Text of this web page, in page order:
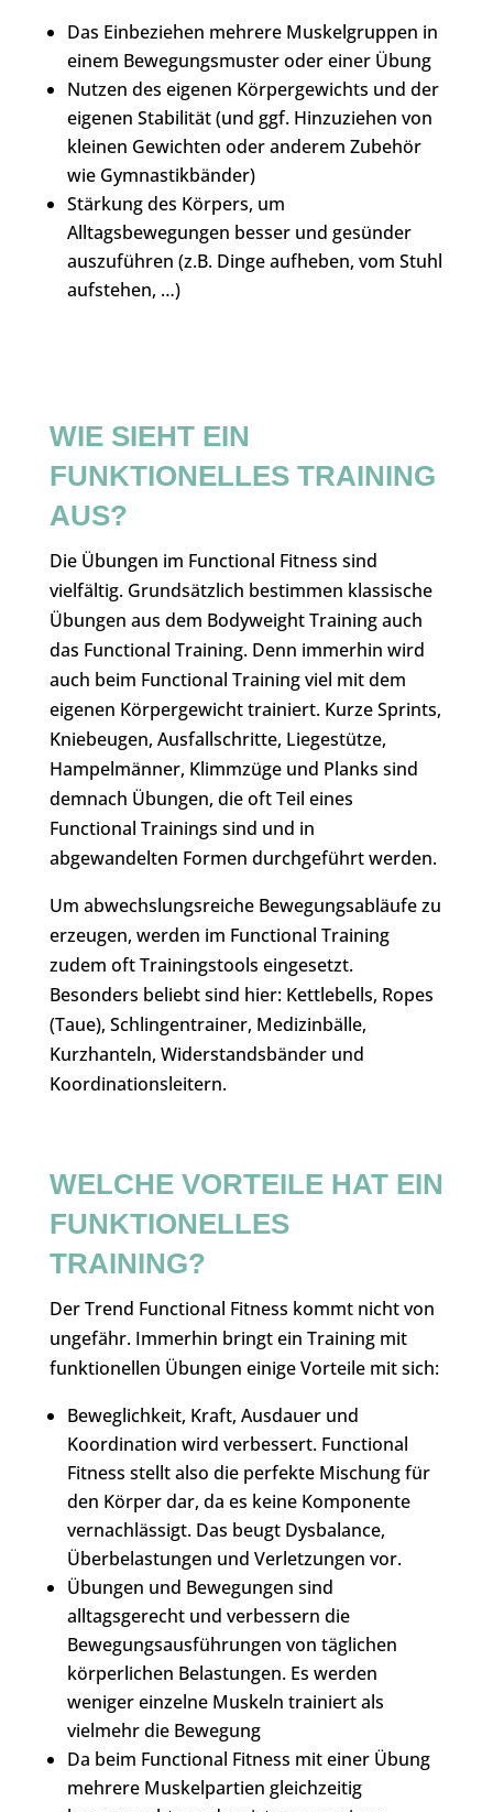
Das Einbeziehen mehrere Muskelgruppen in
einem Bewegungsmuster oder einer Übung
Nutzen des eigenen Körpergewichts und der
eigenen Stabilität (und ggf. Hinzuziehen von
kleinen Gewichten oder anderem Zubehör
wie Gymnastikbänder)
Stärkung des Körpers, um
Alltagsbewegungen besser und gesünder
auszuführen (z.B. Dinge aufheben, vom Stuhl
aufstehen, …)
WIE SIEHT EIN
FUNKTIONELLES TRAINING
AUS?
Die Übungen im Functional Fitness sind
vielfältig. Grundsätzlich bestimmen klassische
Übungen aus dem Bodyweight Training auch
das Functional Training. Denn immerhin wird
auch beim Functional Training viel mit dem
eigenen Körpergewicht trainiert. Kurze Sprints,
Kniebeugen, Ausfallschritte, Liegestütze,
Hampelmänner, Klimmzüge und Planks sind
demnach Übungen, die oft Teil eines
Functional Trainings sind und in
abgewandelten Formen durchgeführt werden.
Um abwechslungsreiche Bewegungsabläufe zu
erzeugen, werden im Functional Training
zudem oft Trainingstools eingesetzt.
Besonders beliebt sind hier: Kettlebells, Ropes
(Taue), Schlingentrainer, Medizinbälle,
Kurzhanteln, Widerstandsbänder und
Koordinationsleitern.
WELCHE VORTEILE HAT EIN
FUNKTIONELLES
TRAINING?
Der Trend Functional Fitness kommt nicht von
ungefähr. Immerhin bringt ein Training mit
funktionellen Übungen einige Vorteile mit sich:
Beweglichkeit, Kraft, Ausdauer und
Koordination wird verbessert. Functional
Fitness stellt also die perfekte Mischung für
den Körper dar, da es keine Komponente
vernachlässigt. Das beugt Dysbalance,
Überbelastungen und Verletzungen vor.
Übungen und Bewegungen sind
alltagsgerecht und verbessern die
Bewegungsausführungen von täglichen
körperlichen Belastungen. Es werden
weniger einzelne Muskeln trainiert als
vielmehr die Bewegung
Da beim Functional Fitness mit einer Übung
mehrere Muskelpartien gleichzeitig